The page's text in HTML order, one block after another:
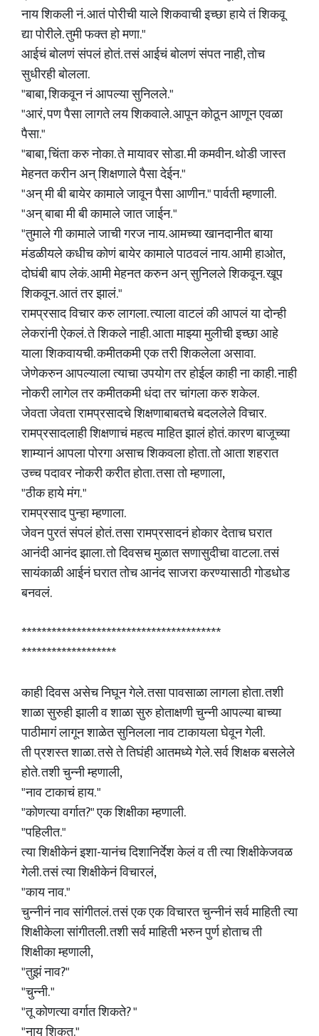
नाय शिकली नं. आतं पोरीची याले शिकवाची इच्छा हाये तं शिकवू
द्या पोरीले. तुमी फक्त हो मणा."
आईचं बोलणं संपलं होतं. तसं आईचं बोलणं संपत नाही, तोच
सुधीरही बोलला.
"बाबा, शिकवून नं आपल्या सुनिलले."
"आरं, पण पैसा लागते लय शिकवाले. आपून कोठून आणून एवळा
पैसा."
"बाबा, चिंता करु नोका. ते मायावर सोडा. मी कमवीन. थोडी जास्त
मेहनत करीन अन् शिक्षणाले पैसा देईन."
"अन् मी बी बायेर कामाले जावून पैसा आणीन." पार्वती म्हणाली.
"अन् बाबा मी बी कामाले जात जाईन. "
"तुमाले गी कामाले जाची गरज नाय. आमच्या खानदानीत बाया
मंडळीयले कधीच कोणं बायेर कामाले पाठवलं नाय. आमी हाओत,
दोघंबी बाप लेकं. आमी मेहनत करुन अन् सुनिलले शिकवून. खूप
शिकवून. आतं तर झालं."
रामप्रसाद विचार करु लागला. त्याला वाटलं की आपलं या दोन्ही
लेकरांनी ऐकलं. ते शिकले नाही. आता माझ्या मुलीची इच्छा आहे
याला शिकवायची. कमीतकमी एक तरी शिकलेला असावा.
जेणेकरुन आपल्याला त्याचा उपयोग तर होईल काही ना काही. नाही
नोकरी लागेल तर कमीतकमी धंदा तर चांगला करु शकेल.
जेवता जेवता रामप्रसादचे शिक्षणाबाबतचे बदललेले विचार.
रामप्रसादलाही शिक्षणाचं महत्व माहित झालं होतं. कारण बाजूच्या
शाम्यानं आपला पोरगा असाच शिकवला होता. तो आता शहरात
उच्च पदावर नोकरी करीत होता. तसा तो म्हणाला,
"ठीक हाये मंग. "
रामप्रसाद पुन्हा म्हणाला.
जेवन पुरतं संपलं होतं. तसा रामप्रसादनं होकार देताच घरात
आनंदी आनंद झाला. तो दिवसच मुळात सणासुदीचा वाटला. तसं
सायंकाळी आईनं घरात तोच आनंद साजरा करण्यासाठी गोडधोड
बनवलं.
****************************************
*******************
काही दिवस असेच निघून गेले. तसा पावसाळा लागला होता. तशी
शाळा सुरुही झाली व शाळा सुरु होताक्षणी चुन्नी आपल्या बाच्या
पाठीमागं लागून शाळेत सुनिलला नाव टाकायला घेवून गेली.
ती प्रशस्त शाळा. तसे ते तिघंही आतमध्ये गेले. सर्व शिक्षक बसलेले
होते. तशी चुन्नी म्हणाली,
"नाव टाकाचं हाय. "
"कोणत्या वर्गात?" एक शिक्षीका म्हणाली.
"पहिलीत."
त्या शिक्षीकेनं इशा-यानंच दिशानिर्देश केलं व ती त्या शिक्षीकेजवळ
गेली. तसं त्या शिक्षीकेनं विचारलं,
"काय नाव."
चुन्नीनं नाव सांगीतलं. तसं एक एक विचारत चुन्नीनं सर्व माहिती त्या
शिक्षीकेला सांगीतली. तशी सर्व माहिती भरुन पुर्ण होताच ती
शिक्षीका म्हणाली,
"तुझं नाव?"
"चुन्नी. "
"तू कोणत्या वर्गात शिकते? "